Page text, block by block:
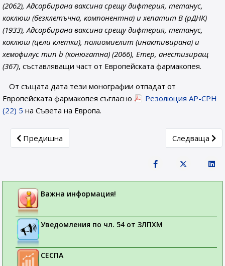
(2062), Адсорбирана ваксина срещу дифтерия, тетанус,
коклюш (безклетъчна, компонентна) и хепатит B (рДНК)
(1933), Адсорбирана ваксина срещу дифтерия, тетанус,
коклюш (цели клетки), полиомиелит (инактивирана) и
хемофилус тип b (конюгатна) (2066), Етер, анестизиращ
(367), съставляващи част от Европейската фармакопея.
От същата дата тези монографии отпадат от
Европейската фармакопея съгласно
Резолюция AP-CPH
(22) 5 на Съвета на Европа.
Previous article: Монографии за вещества и препарати,
Предишна Next article:
Следваща
Важна информация!
Уведомления по чл. 54 от ЗЛПХМ
СЕСПА